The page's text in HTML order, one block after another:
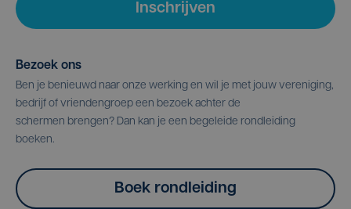
Inschrijven
Bezoek ons
Ben je benieuwd naar onze werking en wil je met jouw vereniging,
bedrijf of vriendengroep een bezoek achter de
schermen brengen? Dan kan je een begeleide rondleiding
boeken.
Boek rondleiding